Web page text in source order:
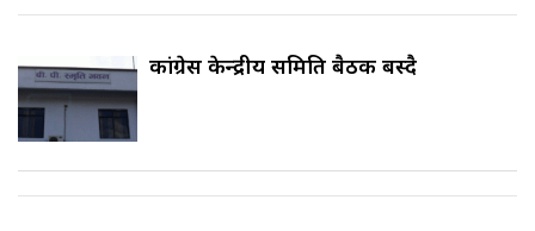
कांग्रेस केन्द्रीय समिति बैठक बस्दै